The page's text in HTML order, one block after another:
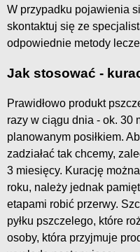
W przypadku pojawienia
skontaktuj się ze
odpowiednie metody
Jak stosować -
Prawidłowo produkt
razy w ciągu dnia - ok. 30
planowanym posiłkiem.
zadziałać tak chcemy,
3 miesięcy. Kurację
roku, należy jednak
etapami robić przerwy.
pyłku pszczelego, które
osoby, która przyjmuje